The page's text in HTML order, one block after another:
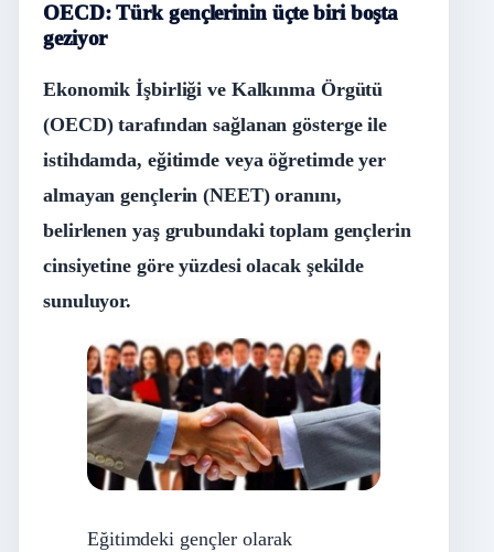
OECD: Türk gençlerinin üçte biri boşta
geziyor
Ekonomik İşbirliği ve Kalkınma Örgütü
(OECD) tarafından sağlanan gösterge ile
istihdamda, eğitimde veya öğretimde yer
almayan gençlerin (NEET) oranını,
belirlenen yaş grubundaki toplam gençlerin
cinsiyetine göre yüzdesi olacak şekilde
sunuluyor.
Eğitimdeki gençler olarak